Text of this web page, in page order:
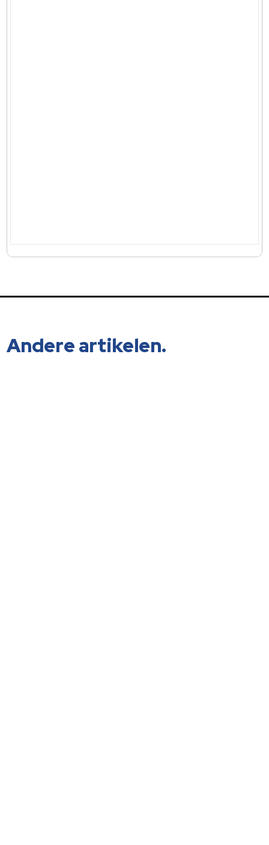
Andere artikelen.